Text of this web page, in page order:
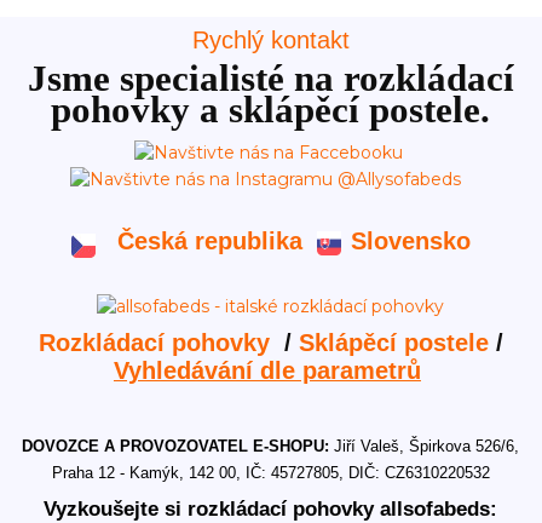
Rychlý kontakt
Jsme specialisté na rozkládací
pohovky a sklápěcí postele.
Česká republika Slovensko
Rozkládací pohovky / Sklápěcí postele/
Vyhledávání dle parametrů
DOVOZCE A PROVOZOVATEL E-SHOPU:Jiří Valeš, Špirkova 526/6,
Praha 12 - Kamýk, 142 00, IČ: 45727805, DIČ: CZ6310220532
Vyzkoušejte si rozkládací pohovky allsofabeds: